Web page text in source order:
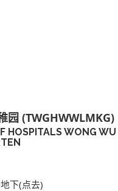
园 (TWGHWWLMKG)
HOSPITALS WONG WU
下(点去)